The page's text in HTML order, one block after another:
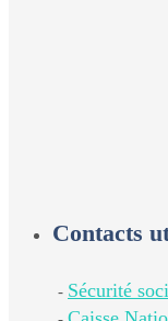
Contacts
- Sécurité